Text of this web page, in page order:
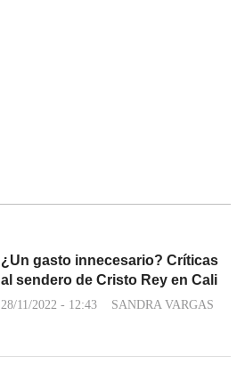
¿Un gasto innecesario? Críticas
al sendero de Cristo Rey en Cali
28/11/2022 - 12:43 SANDRA VARGAS